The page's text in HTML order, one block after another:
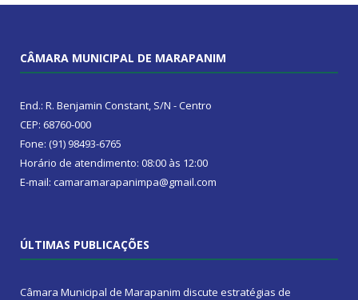
CÂMARA MUNICIPAL DE MARAPANIM
End.: R. Benjamin Constant, S/N - Centro
CEP: 68760-000
Fone: (91) 98493-6765
Horário de atendimento: 08:00 às 12:00
E-mail: camaramarapanimpa@gmail.com
ÚLTIMAS PUBLICAÇÕES
Câmara Municipal de Marapanim discute estratégias de